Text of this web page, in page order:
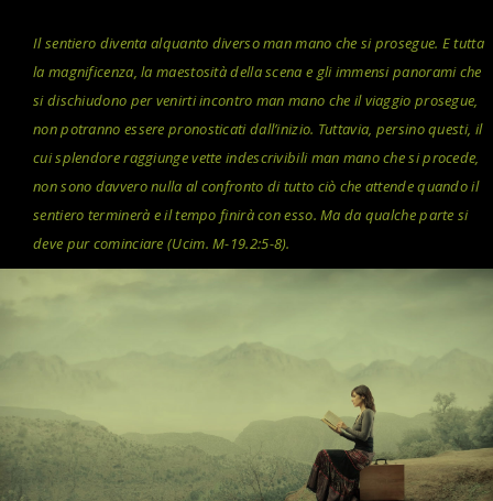
Il sentiero diventa alquanto diverso man mano che si prosegue. E tutta
la magnificenza, la maestosità della scena e gli immensi panorami che
si dischiudono per venirti incontro man mano che il viaggio prosegue,
non potranno essere pronosticati dall’inizio. Tuttavia, persino questi, il
cui splendore raggiunge vette indescrivibili man mano che si procede,
non sono davvero nulla al confronto di tutto ciò che attende quando il
sentiero terminerà e il tempo finirà con esso. Ma da qualche parte si
deve pur cominciare (Ucim. M-19.2:5-8).